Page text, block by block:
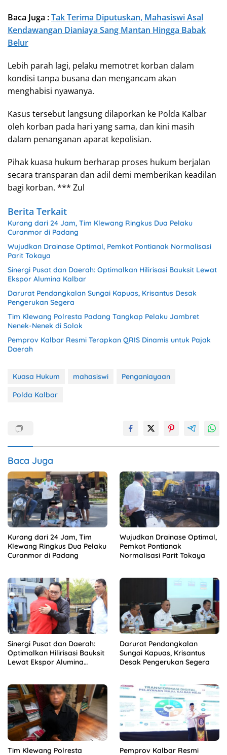
Baca Juga :Tak Terima Diputuskan, Mahasiswi Asal
Kendawangan Dianiaya Sang Mantan Hingga Babak
Belur
Lebih parah lagi, pelaku memotret korban dalam
kondisi tanpa busana dan mengancam akan
menghabisi nyawanya.
Kasus tersebut langsung dilaporkan ke Polda Kalbar
oleh korban pada hari yang sama, dan kini masih
dalam penanganan aparat kepolisian.
Pihak kuasa hukum berharap proses hukum berjalan
secara transparan dan adil demi memberikan keadilan
bagi korban. *** Zul
Berita Terkait
Kurang dari 24 Jam, Tim Klewang Ringkus Dua Pelaku
Curanmor di Padang
Wujudkan Drainase Optimal, Pemkot Pontianak Normalisasi
Parit Tokaya
Sinergi Pusat dan Daerah: Optimalkan Hilirisasi Bauksit Lewat
Ekspor Alumina Kalbar
Darurat Pendangkalan Sungai Kapuas, Krisantus Desak
Pengerukan Segera
Tim Klewang Polresta Padang Tangkap Pelaku Jambret
Nenek-Nenek di Solok
Pemprov Kalbar Resmi Terapkan QRIS Dinamis untuk Pajak
Daerah
Kuasa Hukum mahasiswi
Penganiayaan
Polda Kalbar
Baca Juga
Kurang dari 24 Jam, Tim
Klewang Ringkus Dua Pelaku
Curanmor di Padang
Wujudkan Drainase Optimal,
Pemkot Pontianak
Normalisasi Parit Tokaya
Sinergi Pusat dan Daerah:
Optimalkan Hilirisasi Bauksit
Lewat Ekspor Alumina
Darurat Pendangkalan
Sungai Kapuas, Krisantus
Desak Pengerukan Segera
Tim Klewang Polresta
Pemprov Kalbar Resmi